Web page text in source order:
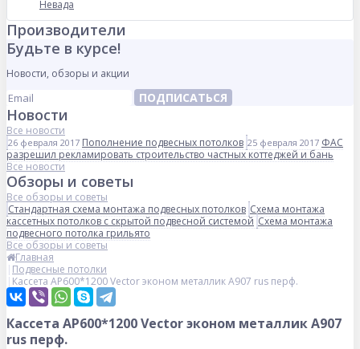
Невада
Производители
Будьте в курсе!
Новости, обзоры и акции
ПОДПИСАТЬСЯ
Новости
Все новости
26 февраля 2017 Пополнение подвесных потолков 25 февраля 2017 ФАС
разрешил рекламировать строительство частных коттеджей и бань
Все новости
Обзоры и советы
Все обзоры и советы
Стандартная схема монтажа подвесных потолков Схема монтажа
кассетных потолков с скрытой подвесной системой Схема монтажа
подвесного потолка грильято
Все обзоры и советы
Главная
Подвесные потолки
Кассета AP600*1200 Vector эконом металлик А907 rus перф.
Кассета AP600*1200 Vector эконом металлик А907
rus перф.